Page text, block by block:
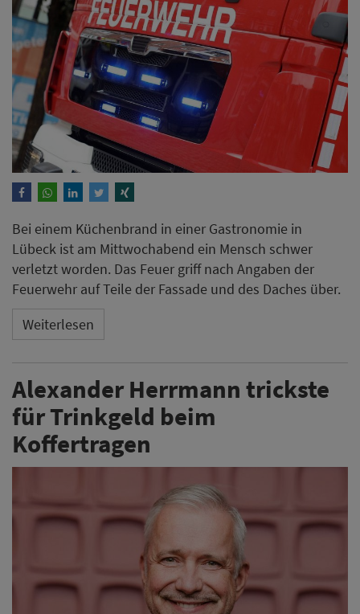
Bei einem Küchenbrand in einer Gastronomie in
Lübeck ist am Mittwochabend ein Mensch schwer
verletzt worden. Das Feuer griff nach Angaben der
Feuerwehr auf Teile der Fassade und des Daches über.
Weiterlesen
Alexander Herrmann trickste
für Trinkgeld beim
Koffertragen